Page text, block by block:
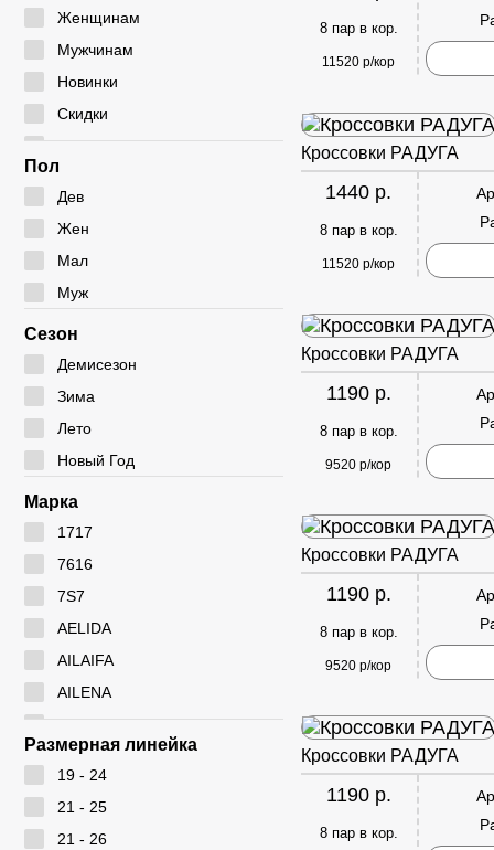
Сандалии
Женщинам
Мужчинам
Новинки
Скидки
Сумки
Пол
Дев
Жен
Мал
Муж
Сезон
Демисезон
Зима
Лето
Новый Год
Марка
1717
7616
7S7
AELIDA
AILAIFA
AILENA
Ameiyida
AOWEI
Размерная линейка
19 - 24
21 - 25
21 - 26
8 пар в кор.
11520 р/кор
Кроссовки РАДУГА
1440 р.
8 пар в кор.
11520 р/кор
Кроссовки РАДУГА
1190 р.
8 пар в кор.
9520 р/кор
Кроссовки РАДУГА
1190 р.
8 пар в кор.
9520 р/кор
Кроссовки РАДУГА
1190 р.
8 пар в кор.